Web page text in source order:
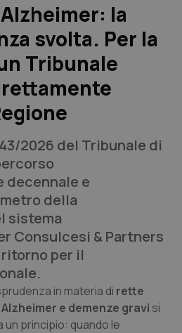
la
svolta. Per la
Tribunale
2026 del Tribunale di
decennale e
della
sistema
Consulcesi & Partners
per il
in materia di rette
e demenze gravi si
principio: quando le